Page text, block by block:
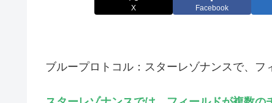
X Facebook
ブループロトコル：スターレゾナンスで、フ